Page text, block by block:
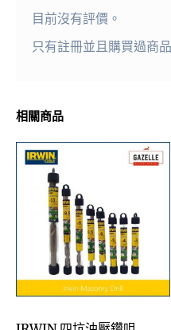
目前沒有評價。
只有註冊並且購買過商
相關商品